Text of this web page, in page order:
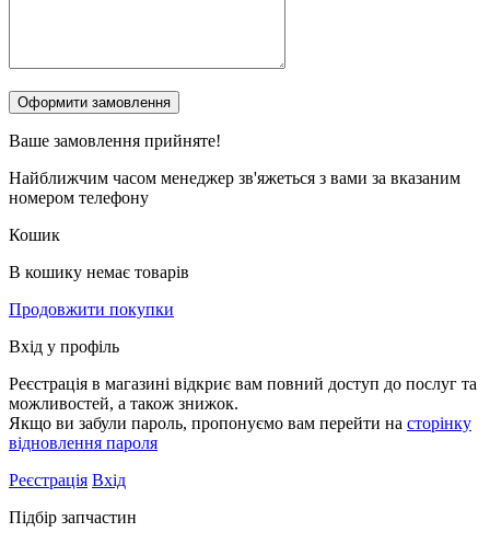
Ваше замовлення прийняте!
Найближчим часом менеджер зв'яжеться з вами за вказаним
номером телефону
Кошик
В кошику немає товарів
Продовжити покупки
Вхід у профіль
Реєстрація в магазині відкриє вам повний доступ до послуг та
можливостей, а також знижок.
Якщо ви забули пароль, пропонуємо вам перейти на сторінку
відновлення пароля
Реєстрація Вхід
Підбір запчастин